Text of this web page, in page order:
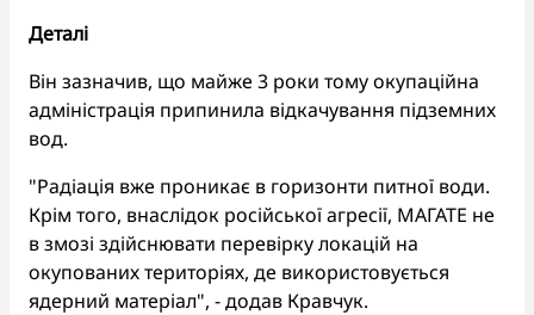
Деталі
Він зазначив, що майже 3 роки тому окупаційна
адміністрація припинила відкачування підземних
вод.
"Радіація вже проникає в горизонти питної води.
Крім того, внаслідок російської агресії, МАГАТЕ не
в змозі здійснювати перевірку локацій на
окупованих територіях, де використовується
ядерний матеріал", - додав Кравчук.